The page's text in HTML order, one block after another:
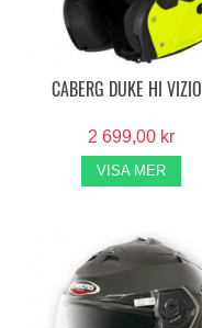
CABERG DUKE HI
2 699,00 kr
VISA MER